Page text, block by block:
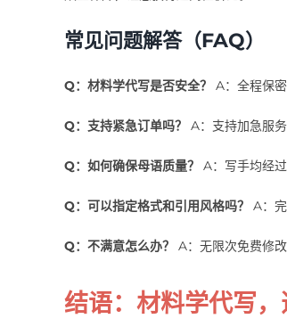
常见问题解答（FAQ）
Q：材料学代写是否安全？ A：全程保密
Q：支持紧急订单吗？ A：支持加急服
Q：如何确保母语质量？ A：写手均经
Q：可以指定格式和引用风格吗？ A：
Q：不满意怎么办？ A：无限次免费修
结语：材料学代写